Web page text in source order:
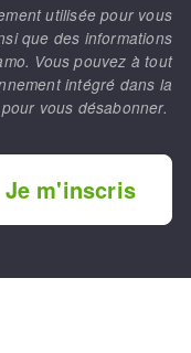
utilisée pour vous
que des informations
Vous pouvez à tout
intégré dans la
vous désabonner.
Je m'inscris